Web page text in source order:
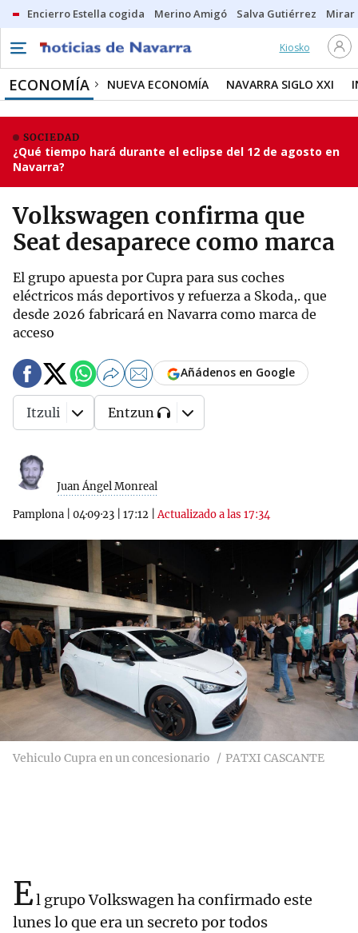
Encierro Estella cogida Merino Amigó Salva Gutiérrez Mirar
Kiosko
ECONOMÍA NUEVA ECONOMÍA NAVARRA SIGLO XXI
SOCIEDAD
¿Qué tiempo hará durante el eclipse del 12 de agosto en
Navarra?
Volkswagen confirma que
Seat desaparece como marca
El grupo apuesta por Cupra para sus coches
eléctricos más deportivos y refuerza a Skoda,. que
desde 2026 fabricará en Navarra como marca de
acceso
Juan Ángel Monreal
Pamplona 04·09·23 17:12 |Actualizado a las 17:34
Añádenos en Google
Itzuli Entzun
Vehiculo Cupra en un concesionario PATXI CASCANTE
El grupo Volkswagen ha confirmado este
lunes lo que era un secreto por todos